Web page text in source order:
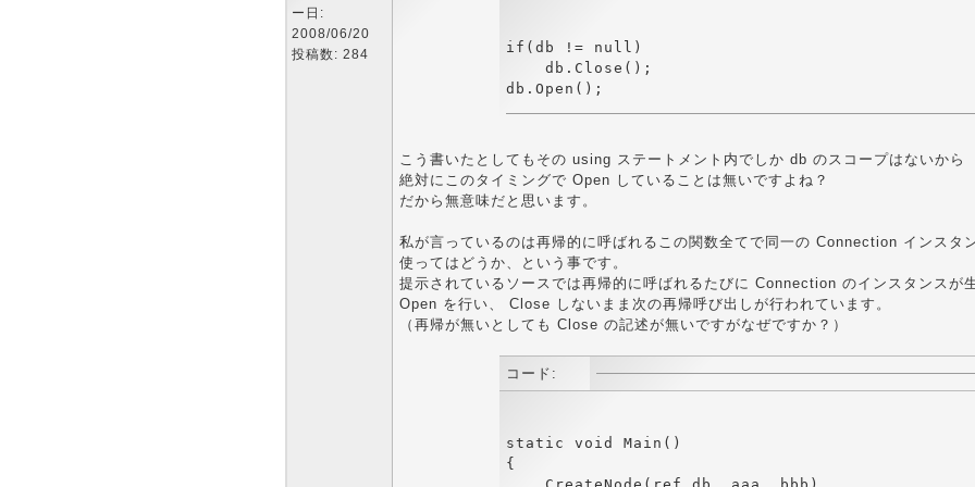
ー日:
2008/06/20
投稿数: 284
if(db != null)
    db.Close();
こう書いたとしてもその using ステートメント内でしか db のスコープはないから
絶対にこのタイミングで Open していることは無いですよね？
だから無意味だと思います。
私が言っているのは再帰的に呼ばれるこの関数全てで同一の Connection インスタ
使ってはどうか、という事です。
提示されているソースでは再帰的に呼ばれるたびに Connection のインスタンスが
Open を行い、 Close しないまま次の再帰呼び出しが行われています。
（再帰が無いとしても Close の記述が無いですがなぜですか？）
コード:
static void Main()
{